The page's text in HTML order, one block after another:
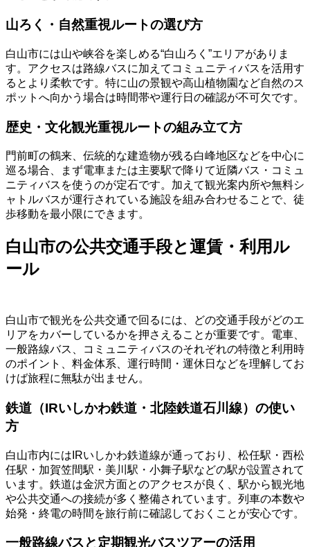
山ろく・自然重視ルートの選び方
白山市には山や峡谷を楽しめる“白山ろく”エリアがありま
す。アクセスは路線バスに加えてコミュニティバスを活用す
るとより柔軟です。特に山の景観や高山植物園など自然のス
ポットへ向かう場合は時間帯や運行日の確認が不可欠です。
歴史・文化観光重視ルートの組み立て方
門前町の鶴来、伝統的な建造物が残る白峰地区などを中心に
巡る場合、まず電車または主要駅で降りて近隣バス・コミュ
ニティバスを使うのが定石です。加えて観光案内所や無料シ
ャトルバスが運行されている施設を組み合わせることで、徒
歩移動を最小限にできます。
白山市の公共交通手段と運賃・利用ル
ール
白山市で観光を公共交通で回るには、どの交通手段がどのエ
リアをカバーしているかを押さえることが重要です。電車、
一般路線バス、コミュニティバスのそれぞれの特徴と利用時
のポイント、料金体系、運行時間・運休日などを理解してお
けば旅程に無駄が出ません。
鉄道（IRいしかわ鉄道・北陸鉄道石川線）の使い
方
白山市内にはIRいしかわ鉄道線が通っており、松任駅・西松
任駅・加賀笠間駅・美川駅・小舞子駅などの駅が設置されて
います。鉄道は金沢方面とのアクセスが良く、駅から観光地
や公共交通への接続が多く整備されています。列車の本数や
始発・終電の時間を旅行前に確認しておくことが安心です。
一般路線バスと定期観光バスツアーの活用